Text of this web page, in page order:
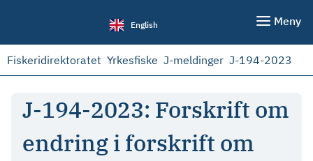
English Meny
Fiskeridirektoratet Yrkesfiske J-meldinger J-194-2023
J-194-2023: Forskrift om
endring i forskrift om